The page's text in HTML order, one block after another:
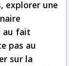
explorer une
au fait
pas au
sur la